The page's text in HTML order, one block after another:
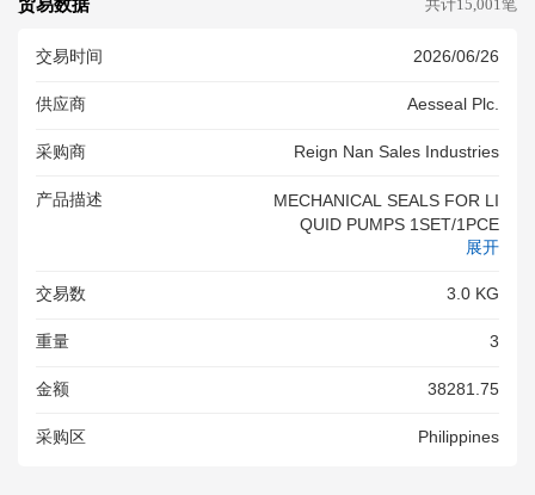
贸易数据 共计15,001笔
交易时间 2026/06/26
供应商 Aesseal Plc.
采购商 Reign Nan Sales Industries
产品描述
MECHANICAL SEALS FOR LI
QUID PUMPS 1SET/1PCE
展开
交易数 3.0 KG
重量 3
金额 38281.75
采购区 Philippines